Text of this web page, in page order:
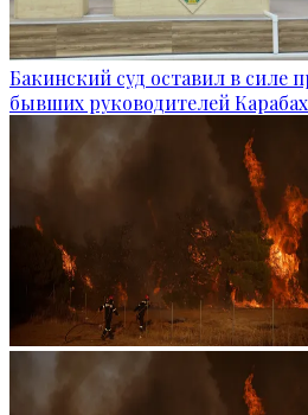
Бакинский суд оставил в силе
бывших руководителей